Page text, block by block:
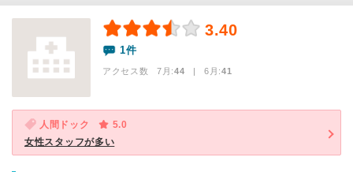
3.40
1件
アクセス数 7月:44 | 6月:41
人間ドック
5.0
女性スタッフが多い